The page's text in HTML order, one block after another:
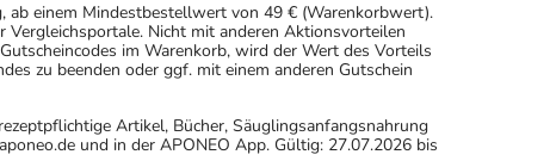
ab einem Mindestbestellwert von 49 € (Warenkorbwert).
Nicht mit anderen Aktionsvorteilen
im Warenkorb, wird der Wert des Vorteils
zu beenden oder ggf. mit einem anderen Gutschein
Artikel, Bücher, Säuglingsanfangsnahrung
und in der APONEO App. Gültig: 27.07.2026 bis